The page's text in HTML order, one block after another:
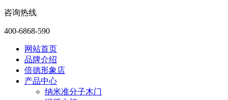
咨询热线
400-6868-590
网站首页
品牌介绍
倍德形象店
产品中心
纳米准分子木门